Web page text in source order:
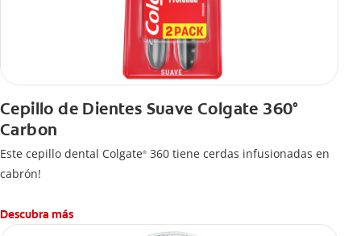
Cepillo de Dientes Suave Colgate 360°
Carbon
Este cepillo dental Colgate® 360 tiene cerdas infusionadas en
cabrón!
Descubra más